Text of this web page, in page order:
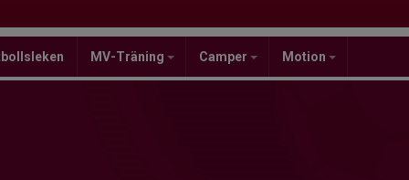
MV-Träning Camper Motion